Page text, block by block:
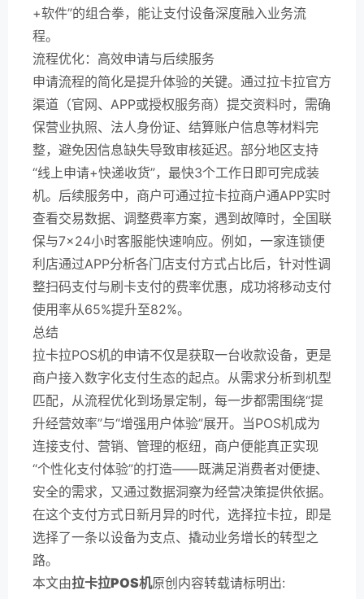
+软件”的组合拳，能让支付设备深度融入业务流
程。
流程优化：高效申请与后续服务
申请流程的简化是提升体验的关键。通过拉卡拉官方
渠道（官网、APP或授权服务商）提交资料时，需确
保营业执照、法人身份证、结算账户信息等材料完
整，避免因信息缺失导致审核延迟。部分地区支持
“线上申请+快递收货”，最快3个工作日即可完成装
机。后续服务中，商户可通过拉卡拉商户通APP实时
查看交易数据、调整费率方案，遇到故障时，全国联
保与7×24小时客服能快速响应。例如，一家连锁便
利店通过APP分析各门店支付方式占比后，针对性调
整扫码支付与刷卡支付的费率优惠，成功将移动支付
使用率从65%提升至82%。
总结
拉卡拉POS机的申请不仅是获取一台收款设备，更是
商户接入数字化支付生态的起点。从需求分析到机型
匹配，从流程优化到场景定制，每一步都需围绕“提
升经营效率”与“增强用户体验”展开。当POS机成为
连接支付、营销、管理的枢纽，商户便能真正实现
“个性化支付体验”的打造——既满足消费者对便捷、
安全的需求，又通过数据洞察为经营决策提供依据。
在这个支付方式日新月异的时代，选择拉卡拉，即是
选择了一条以设备为支点、撬动业务增长的转型之
路。
本文由拉卡拉POS机原创内容转载请标明出: